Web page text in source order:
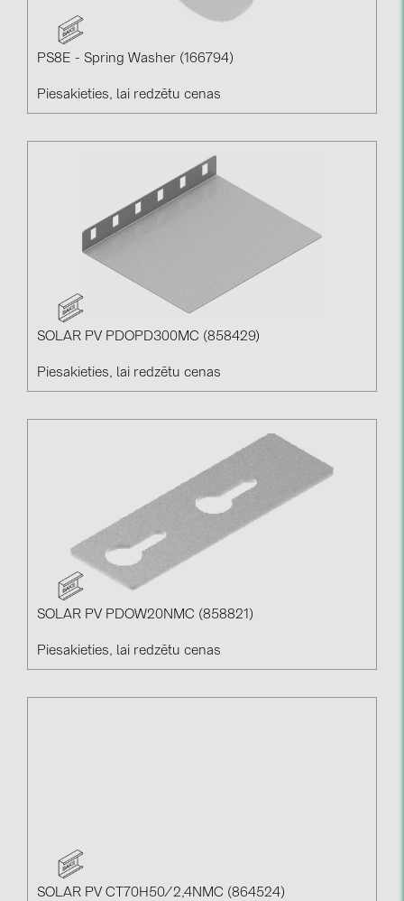
PS8E - Spring Washer (166794)
Piesakieties, lai redzētu cenas
SOLAR PV PDOPD300MC (858429)
Piesakieties, lai redzētu cenas
SOLAR PV PDOW20NMC (858821)
Piesakieties, lai redzētu cenas
SOLAR PV CT70H50/2,4NMC (864524)